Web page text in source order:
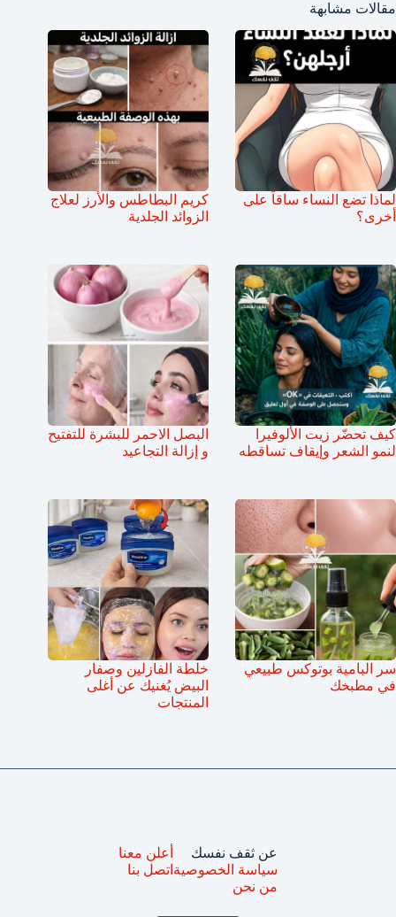
مقالات مشابهة
لماذا تضع النساء ساقاً على
أخرى؟
كريم البطاطس والأرز لعلاج
الزوائد الجلدية
كيف تحضّر زيت الألوفيرا
لنمو الشعر وإيقاف تساقطه
البصل الاحمر للبشرة للتفتيح
و إزالة التجاعيد
سر البامية بوتوكس طبيعي
في مطبخك
خلطة الفازلين وصفار
البيض يُغنيك عن أغلى
المنتجات
عن ثقف نفسك
سياسة الخصوصية
من نحن
أعلن معنا
اتصل بنا